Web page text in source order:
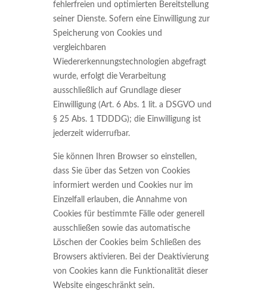
fehlerfreien und optimierten Bereitstellung
seiner Dienste. Sofern eine Einwilligung zur
Speicherung von Cookies und
vergleichbaren
Wiedererkennungstechnologien abgefragt
wurde, erfolgt die Verarbeitung
ausschließlich auf Grundlage dieser
Einwilligung (Art. 6 Abs. 1 lit. a DSGVO und
§ 25 Abs. 1 TDDDG); die Einwilligung ist
jederzeit widerrufbar.
Sie können Ihren Browser so einstellen,
dass Sie über das Setzen von Cookies
informiert werden und Cookies nur im
Einzelfall erlauben, die Annahme von
Cookies für bestimmte Fälle oder generell
ausschließen sowie das automatische
Löschen der Cookies beim Schließen des
Browsers aktivieren. Bei der Deaktivierung
von Cookies kann die Funktionalität dieser
Website eingeschränkt sein.